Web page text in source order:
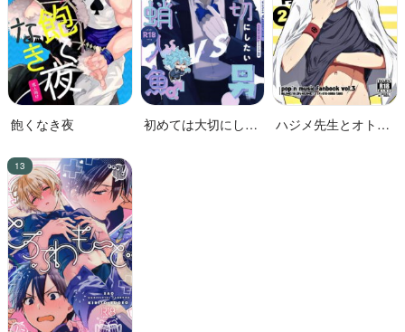
飽くなき夜
初めては大切にした
ハジメ先生とオトナ